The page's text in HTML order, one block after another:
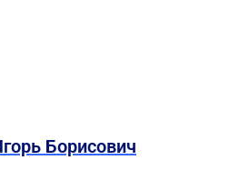
Борисович